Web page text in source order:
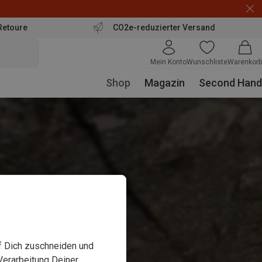
CO2e-reduzierter Versand
Mein KontoWunschlisteWarenkorb
Shop Magazin Second Hand
zuschneiden und